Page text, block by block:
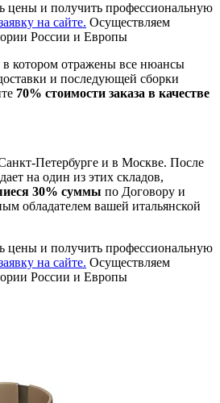
цены и получить профессиональную
на сайте. Осуществляем
России и Европы
котором отражены все нюансы
и последующей сборки
70% стоимости заказа в качестве
Петербурге и в Москве. После
на один из этих складов,
30% суммы по Договору и
обладателем вашей итальянской
цены и получить профессиональную
на сайте. Осуществляем
России и Европы